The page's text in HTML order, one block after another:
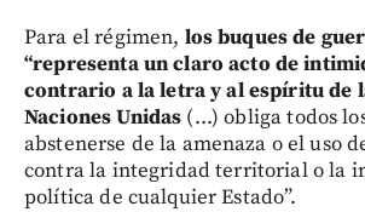
Para el régimen, los buques de
“representa un claro acto de
contrario a la letra y al espíritu de
Naciones Unidas (...) obliga todos
abstenerse de la amenaza o el uso
contra la integridad territorial o la
política de cualquier Estado”.